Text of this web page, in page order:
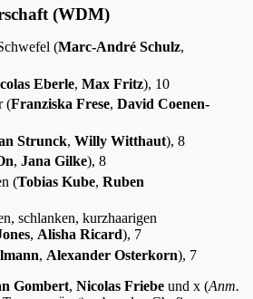
(WDM)
(Marc-André Schulz,
Eberle, Max Fritz), 10
(Franziska Frese, David Coenen-
Strunck, Willy Witthaut), 8
, Jana Gilke), 8
(Tobias Kube, Ruben
schlanken, kurzhaarigen
, Alisha Ricard), 7
, Alexander Osterkorn), 7
Gombert, Nicolas Friebe und x (Anm.